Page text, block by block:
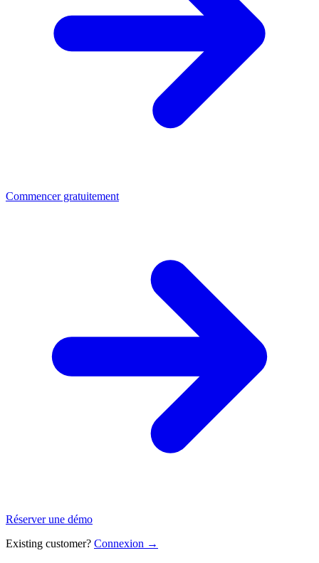
Commencer gratuitement
Réserver une démo
Existing customer? Connexion →